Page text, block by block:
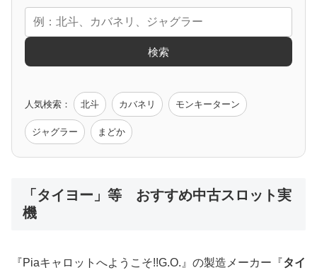
エヴァ コードギアス 化物語 炎炎ノ消防隊
モンハン バイオ ペルソナ
値下げ台
検索
人気検索： 北斗 カバネリ モンキーターン
ジャグラー まどか
「タイヨー」等 おすすめ中古スロット実
機
『Piaキャロットへようこそ!!G.O.』の製造メーカー『タイ